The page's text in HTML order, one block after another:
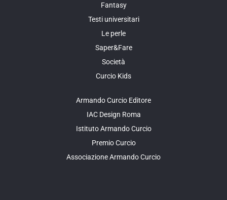
Fantasy
Testi universitari
Le perle
Saper&Fare
Società
Curcio Kids
Armando Curcio Editore
IAC Design Roma
Istituto Armando Curcio
Premio Curcio
Associazione Armando Curcio